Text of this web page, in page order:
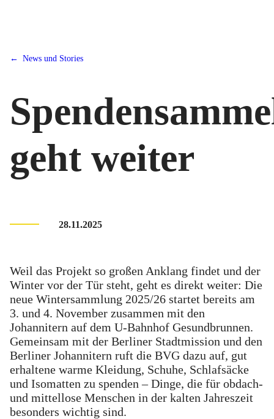
News und Stories
geht weiter
28.11.2025
Weil das Projekt so großen Anklang findet und der
Winter vor der Tür steht, geht es direkt weiter: Die
neue Wintersammlung 2025/26 startet bereits am
3. und 4. November zusammen mit den
Johannitern auf dem U-Bahnhof Gesundbrunnen.
Gemeinsam mit der Berliner Stadtmission und den
Berliner Johannitern ruft die BVG dazu auf, gut
erhaltene warme Kleidung, Schuhe, Schlafsäcke
und Isomatten zu spenden – Dinge, die für obdach-
und mittellose Menschen in der kalten Jahreszeit
besonders wichtig sind.